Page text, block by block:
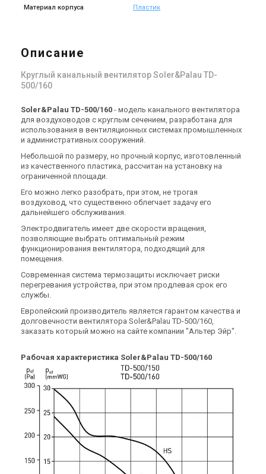
Цена
Купить Купить
Под заказ Оставить отзыв
Испания
Канальный вентилятор
Soler&Palau TD-800/200 N
Цена
Купить
Канальный вентилятор
Soler&Palau TD-500/150
Купить
Soler&Palau TD-350/125
Цена
14 911 грн
Купить
Soler&Palau TD-250/100
Цена
Материал корпуса Пластик
Описание
Круглый канальный вентилятор Soler&Palau TD-
500/160
Soler&Palau TD-500/160 - модель канального вентилятора
для воздуховодов с круглым сечением, разработана для
использования в вентиляционных системах промышленных
и административных сооружений.
Небольшой по размеру, но прочный корпус, изготовленный
из качественного пластика, рассчитан на установку на
ограниченной площади.
Его можно легко разобрать, при этом, не трогая
воздуховод, что существенно облегчает задачу его
дальнейшего обслуживания.
Электродвигатель имеет две скорости вращения,
позволяющие выбрать оптимальный режим
функционирования вентилятора, подходящий для
помещения.
Современная система термозащиты исключает риски
перегревания устройства, при этом продлевая срок его
службы.
Европейский производитель является гарантом качества и
долговечности вентилятора Soler&Palau TD-500/160,
заказать который можно на сайте компании "Альтер Эйр".
Рабочая характеристика Soler&Palau TD-500/160